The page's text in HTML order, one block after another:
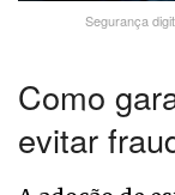
Segurança
Como
evitar